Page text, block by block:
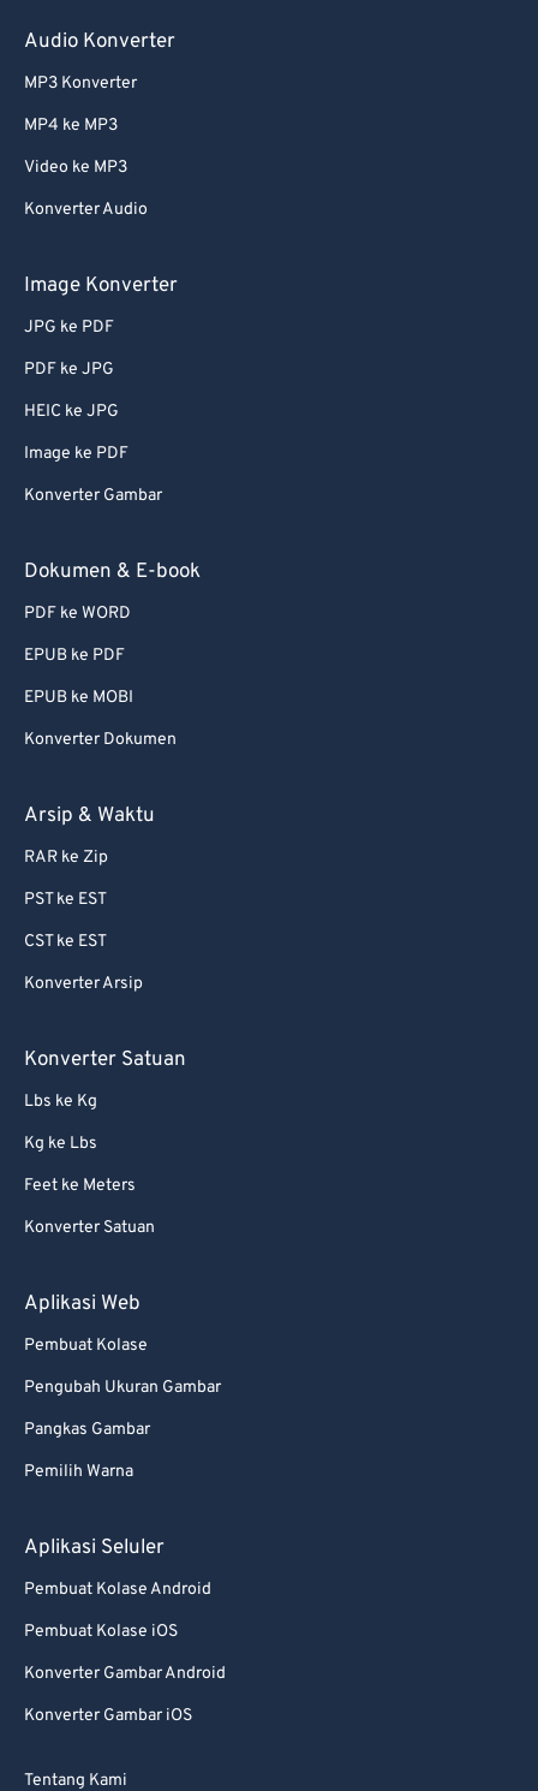
Audio Konverter
MP3 Konverter
MP4 ke MP3
Video ke MP3
Konverter Audio
Image Konverter
JPG ke PDF
PDF ke JPG
HEIC ke JPG
Image ke PDF
Konverter Gambar
Dokumen & E-book
PDF ke WORD
EPUB ke PDF
EPUB ke MOBI
Konverter Dokumen
Arsip & Waktu
RAR ke Zip
PST ke EST
CST ke EST
Konverter Arsip
Konverter Satuan
Lbs ke Kg
Kg ke Lbs
Feet ke Meters
Konverter Satuan
Aplikasi Web
Pembuat Kolase
Pengubah Ukuran Gambar
Pangkas Gambar
Pemilih Warna
Aplikasi Seluler
Pembuat Kolase Android
Pembuat Kolase iOS
Konverter Gambar Android
Konverter Gambar iOS
Tentang Kami